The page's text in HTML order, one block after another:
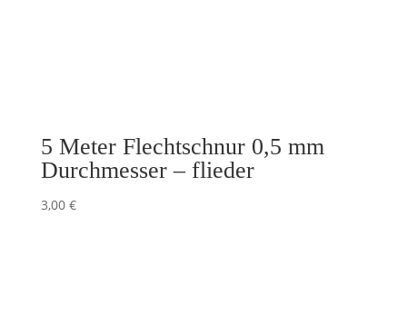
5 Meter Flechtschnur 0,5 mm
Durchmesser – flieder
3,00 €